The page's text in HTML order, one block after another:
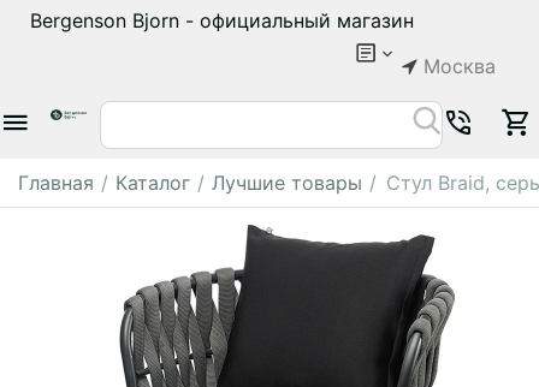
Bergenson Bjorn - официальный магазин
Москва
Главная / Каталог / Лучшие товары / Стул Braid,